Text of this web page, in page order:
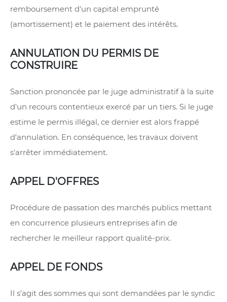
remboursement d'un capital emprunté
(amortissement) et le paiement des intérêts.
ANNULATION DU PERMIS DE
CONSTRUIRE
Sanction prononcée par le juge administratif à la suite
d'un recours contentieux exercé par un tiers. Si le juge
estime le permis illégal, ce dernier est alors frappé
d'annulation. En conséquence, les travaux doivent
s'arrêter immédiatement.
APPEL D'OFFRES
Procédure de passation des marchés publics mettant
en concurrence plusieurs entreprises afin de
rechercher le meilleur rapport qualité-prix.
APPEL DE FONDS
Il s'agit des sommes qui sont demandées par le syndic